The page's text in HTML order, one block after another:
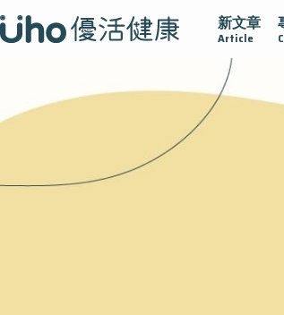
新文章
Article
疫情保衛戰 再生醫學 愛的未來視